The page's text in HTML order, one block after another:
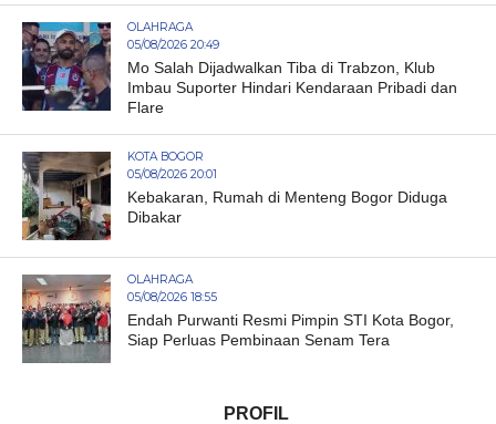
OLAHRAGA
05/08/2026 20:49
Mo Salah Dijadwalkan Tiba di Trabzon, Klub
Imbau Suporter Hindari Kendaraan Pribadi dan
Flare
KOTA BOGOR
05/08/2026 20:01
Kebakaran, Rumah di Menteng Bogor Diduga
Dibakar
OLAHRAGA
05/08/2026 18:55
Endah Purwanti Resmi Pimpin STI Kota Bogor,
Siap Perluas Pembinaan Senam Tera
PROFIL